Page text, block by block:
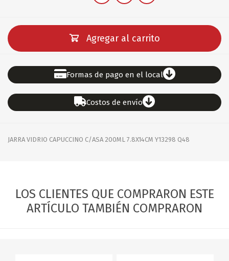
Agregar al carrito
Formas de pago en el local
Costos de envío
JARRA VIDRIO CAPUCCINO C/ASA 200ML 7.8X14CM Y13298 Q48
LOS CLIENTES QUE COMPRARON ESTE
ARTÍCULO TAMBIÉN COMPRARON